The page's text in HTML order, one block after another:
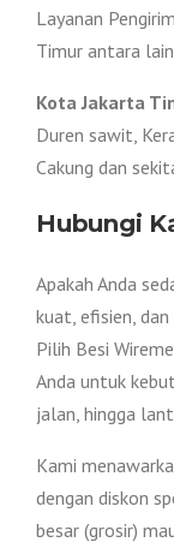
Layanan
Timur antara
Kota Jakarta
Duren sawit,
Cakung dan
Hubungi
Apakah Anda
kuat, efisien,
Pilih Besi
Anda untuk
jalan, hingga
Kami
dengan diskon
besar (grosir)